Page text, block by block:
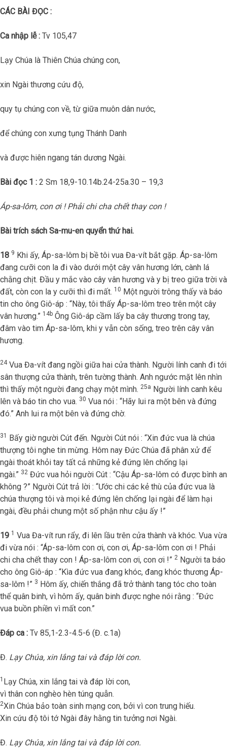
CÁC BÀI ĐỌC :
Ca nhập lễ : Tv 105,47
Lạy Chúa là Thiên Chúa chúng con,
xin Ngài thương cứu độ,
quy tụ chúng con về, từ giữa muôn dân nước,
để chúng con xưng tụng Thánh Danh
và được hiên ngang tán dương Ngài.
Bài đọc 1 : 2 Sm 18,9-10.14b.24-25a.30 – 19,3
Áp-sa-lôm, con ơi ! Phải chi cha chết thay con !
Bài trích sách Sa-mu-en quyển thứ hai.
18 9 Khi ấy, Áp-sa-lôm bị bề tôi vua Đa-vít bắt gặp. Áp-sa-lôm
đang cưỡi con la đi vào dưới một cây vân hương lớn, cành lá
chằng chịt. Đầu y mắc vào cây vân hương và y bị treo giữa trời và
đất, còn con la y cưỡi thì đi mất. 10 Một người trông thấy và báo
tin cho ông Giô-áp : “Này, tôi thấy Áp-sa-lôm treo trên một cây
vân hương.” 14b Ông Giô-áp cầm lấy ba cây thương trong tay,
đâm vào tim Áp-sa-lôm, khi y vẫn còn sống, treo trên cây vân
hương.
24Vua Đa-vít đang ngồi giữa hai cửa thành. Người lính canh đi tới
sân thượng cửa thành, trên tường thành. Anh ngước mặt lên nhìn
thì thấy một người đang chạy một mình. 25a Người lính canh kêu
lên và báo tin cho vua. 30 Vua nói : “Hãy lui ra một bên và đứng
đó.” Anh lui ra một bên và đứng chờ.
31 Bấy giờ người Cút đến. Người Cút nói : “Xin đức vua là chúa
thượng tôi nghe tin mừng. Hôm nay Đức Chúa đã phân xử để
ngài thoát khỏi tay tất cả những kẻ đứng lên chống lại
ngài.” 32 Đức vua hỏi người Cút : “Cậu Áp-sa-lôm có được bình an
không ?” Người Cút trả lời : “Ước chi các kẻ thù của đức vua là
chúa thượng tôi và mọi kẻ đứng lên chống lại ngài để làm hại
ngài, đều phải chung một số phận như cậu ấy !”
19 1 Vua Đa-vít run rẩy, đi lên lầu trên cửa thành và khóc. Vua vừa
đi vừa nói : “Áp-sa-lôm con ơi, con ơi, Áp-sa-lôm con ơi ! Phải
chi cha chết thay con ! Áp-sa-lôm con ơi, con ơi !” 2 Người ta báo
cho ông Giô-áp : “Kìa đức vua đang khóc, đang khóc thương Áp-
sa-lôm !” 3 Hôm ấy, chiến thắng đã trở thành tang tóc cho toàn
thể quân binh, vì hôm ấy, quân binh được nghe nói rằng : “Đức
vua buồn phiền vì mất con.”
Đáp ca : Tv 85,1-2.3-4.5-6 (Đ. c.1a)
Đ. Lạy Chúa, xin lắng tai và đáp lời con.
1 Lạy Chúa, xin lắng tai và đáp lời con,
vì thân con nghèo hèn túng quẫn.
2Xin Chúa bảo toàn sinh mạng con, bởi vì con trung hiếu.
Xin cứu độ tôi tớ Ngài đây hằng tin tưởng nơi Ngài.
Đ. Lạy Chúa, xin lắng tai và đáp lời con.